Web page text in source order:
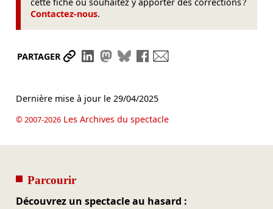
Contactez-nous.
PARTAGER Partager le lien
Partager sur LinkedIn
Partager sur Mastodon
Partager sur Bluesky
Partager sur Facebook
Dernière mise à jour le 29/04/2025
© 2007-2026Les Archives du spectacle
Parcourir
Découvrez un spectacle au hasard :